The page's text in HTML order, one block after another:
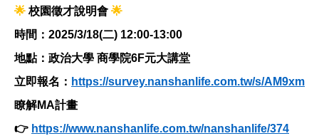
🌟 校園徵才說明會 🌟
時間：2025/3/18(二) 12:00-13:00
地點：政治大學 商學院6F元大講堂
立即報名： https://survey.nanshanlife.com.tw/s/AM9xm
瞭解MA計畫
👉 https://www.nanshanlife.com.tw/nanshanlife/374